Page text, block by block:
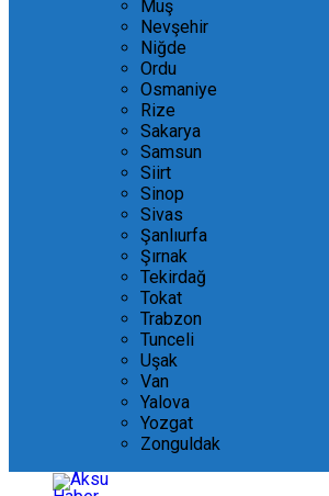
Muş
Nevşehir
Niğde
Ordu
Osmaniye
Rize
Sakarya
Samsun
Siirt
Sinop
Sivas
Şanlıurfa
Şırnak
Tekirdağ
Tokat
Trabzon
Tunceli
Uşak
Van
Yalova
Yozgat
Zonguldak